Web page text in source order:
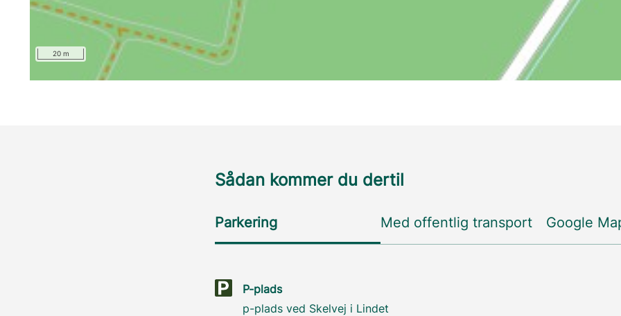
20 m
Sådan kommer du dertil
Parkering Med offentlig transport Google
P-plads
p-plads ved Skelvej i Lindet